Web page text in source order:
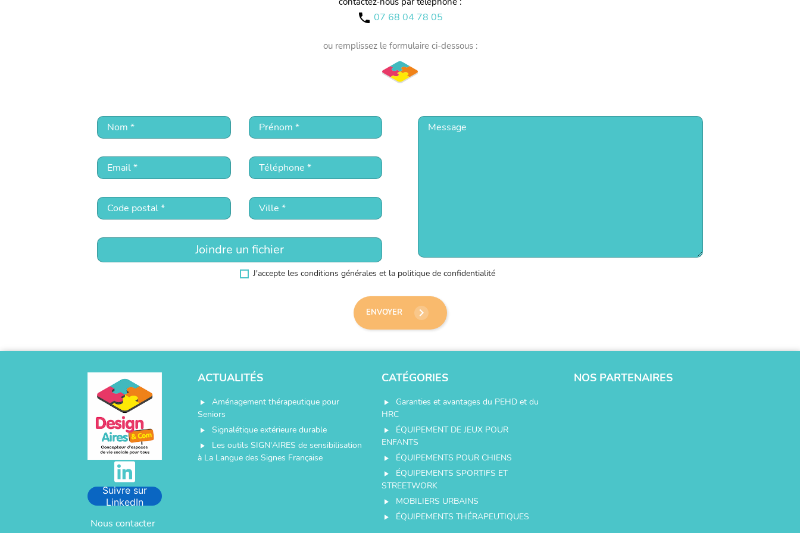
call 07 68 04 78 05
ou remplissez le formulaire ci-dessous :
Joindre un fichier
J'accepte les conditions générales et la politique de confidentialité
ENVOYER keyboard_arrow_right
Suivre sur
LinkedIn
Nous contacter
ACTUALITÉS
play_arrow
Aménagement thérapeutique pour
Seniors
play_arrow Signalétique extérieure durable
play_arrow
Les outils SIGN'AIRES de sensibilisation
à La Langue des Signes Française
CATÉGORIES
play_arrow
Garanties et avantages du PEHD et du
HRC
play_arrow
ÉQUIPEMENT DE JEUX POUR
ENFANTS
play_arrow ÉQUIPEMENTS POUR CHIENS
play_arrow
ÉQUIPEMENTS SPORTIFS ET
STREETWORK
play_arrow MOBILIERS URBAINS
play_arrow ÉQUIPEMENTS THÉRAPEUTIQUES
NOS PARTENAIRES